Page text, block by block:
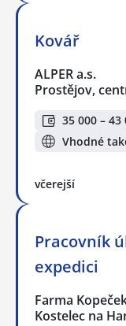
Kovář
ALPER a.s.
Prostějov,
35 000 – 43
Vhodné
včerejší
Pracovník
expedici
Farma
Kostelec na